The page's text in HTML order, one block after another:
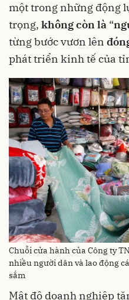
một trong những động
trọng, không còn là “
từng bước vươn lên
phát triển kinh tế của
Chuỗi cửa hành của Công ty
nhiều người dân và lao động
sắm
Mật độ doanh nghiệp